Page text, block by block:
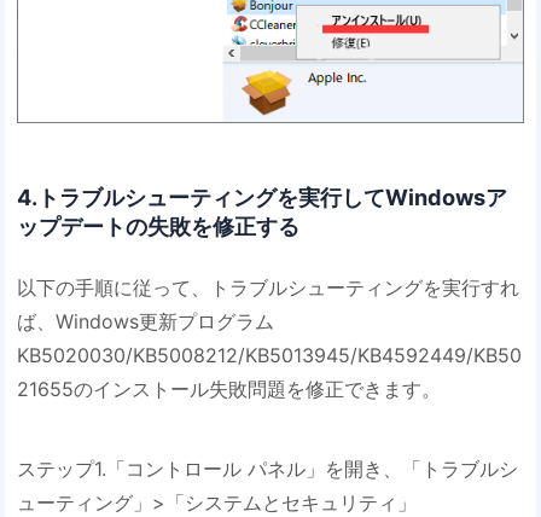
4.トラブルシューティングを実行してWindowsア
ップデートの失敗を修正する
以下の手順に従って、トラブルシューティングを実行すれ
ば、Windows更新プログラム
KB5020030/KB5008212/KB5013945/KB4592449/KB50
21655のインストール失敗問題を修正できます。
ステップ1.「コントロール パネル」を開き、「トラブルシ
ューティング」>「システムとセキュリティ」